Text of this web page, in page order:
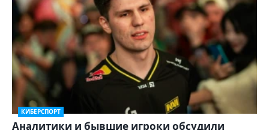
КИБЕРСПОРТ
Аналитики и бывшие игроки обсудили